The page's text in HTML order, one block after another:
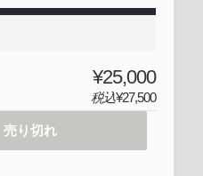
¥25,000
税込¥27,500
売り切れ